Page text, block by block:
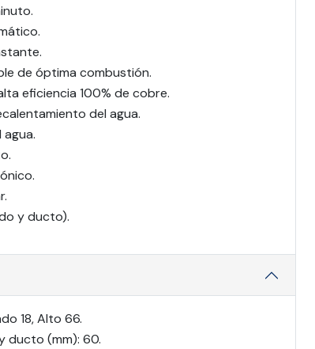
de óptima combustión.
eficiencia 100% de cobre.
del agua.
y ducto).
18, Alto 66.
ducto (mm): 60.